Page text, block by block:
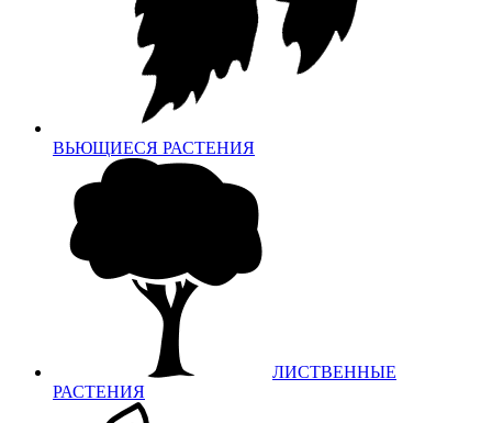
ВЬЮЩИЕСЯ РАСТЕНИЯ
ЛИСТВЕННЫЕ
РАСТЕНИЯ